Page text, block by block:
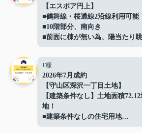
【エスポア円上】
■鶴舞線・桜通線2沿線利用可能
■10階部分、南向き
■前面に棟が無い為、陽当たり
■ペット飼育可能(規約による制
■バルコニーにガーデンバン（
■「円上」停（徒歩5分）より
栄、高速バスセンターへのア
ご成約ありがとうございました！
F様
2026年7月成約
【守山区深沢一丁目土地】
【建築条件なし】土地面積
地！
■建築条件なしの住宅用地
■間口約14.4ｍでプランの自由